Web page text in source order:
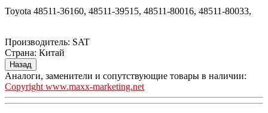
Toyota 48511-36160, 48511-39515, 48511-80016, 48511-80033,
Производитель: SAT
Страна: Китай
Аналоги, заменители и сопутствующие товары в наличии:
Copyright www.maxx-marketing.net